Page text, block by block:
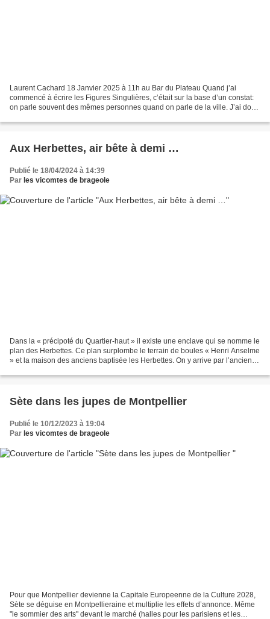
Laurent Cachard 18 Janvier 2025 à 11h au Bar du Plateau Quand j’ai
commencé à écrire les Figures Singulières, c’était sur la base d’un constat:
on parle souvent des mêmes personnes quand on parle de la ville. J’ai donc
Aux Herbettes, air bête à demi …
Publié le 18/04/2024 à 14:39
Par les vicomtes de brageole
Dans la « précipoté du Quartier-haut » il existe une enclave qui se nomme le
plan des Herbettes. Ce plan surplombe le terrain de boules « Henri Anselme
» et la maison des anciens baptisée les Herbettes. On y arrive par l’ancienne
Sète dans les jupes de Montpellier
Publié le 10/12/2023 à 19:04
Par les vicomtes de brageole
Pour que Montpellier devienne la Capitale Europeenne de la Culture 2028,
Sète se déguise en Montpellieraine et multiplie les effets d’annonce. Même
"le sommier des arts" devant le marché (halles pour les parisiens et les